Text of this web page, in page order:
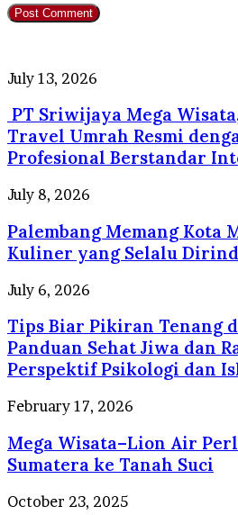
PT
Mega
Wisata,
Perusahaan
Travel
Umrah
Resmi
dengan
Pelayanan
Profesional
Internasional
July 13, 2026
PT Sriwijaya Mega
Travel Umrah Resmi
Profesional Berstandar
Palembang
Kota
Makan,
Surga
Kuliner
yang
Selalu
Dirindukan
Wisatawan
July 8, 2026
Palembang Memang Kota
Kuliner yang Selalu
Tips
Pikiran
Tenang
dan
Hati
Adem:
Panduan
Sehat
Jiwa
dan
dalam
July 6, 2026
Tips Biar Pikiran Tenang
Panduan Sehat Jiwa dan
Perspektif Psikologi dan
Mega
Lion
Air
Perluas
Akses
February 17, 2026
Mega Wisata–Lion Air
Sumatera ke Tanah Suci
Madinah
October 23, 2025